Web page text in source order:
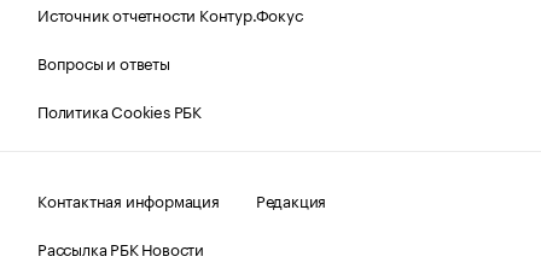
Источник отчетности Контур.Фокус
Вопросы и ответы
Политика Cookies РБК
Контактная информация
Редакция
Рассылка РБК Новости